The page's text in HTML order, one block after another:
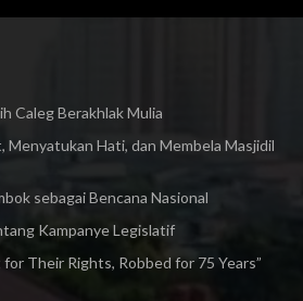
Caleg Berakhlak Mulia
Hati, dan Membela Masjidil
sebagai Bencana Nasional
Kampanye Legislatif
Their Rights, Robbed for 75 Years”